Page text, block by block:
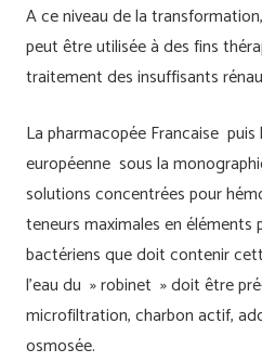
A ce niveau de la
peut être utilisée à des fins
traitement des insuffisants
La pharmacopée Francaise
européenne sous la
solutions concentrées pour
teneurs maximales en éléments
bactériens que doit contenir
l’eau du » robinet » doit être
microfiltration, charbon actif,
osmosée.